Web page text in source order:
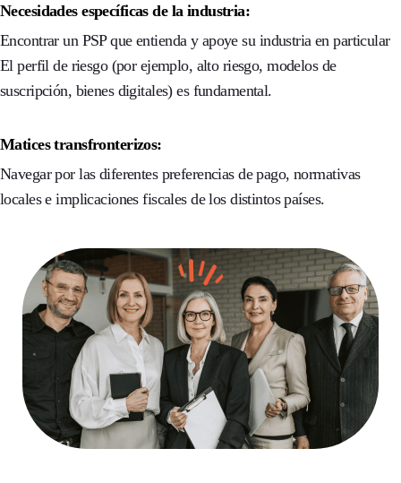
Necesidades específicas de la industria:
Encontrar un PSP que entienda y apoye su industria en particular
El perfil de riesgo (por ejemplo, alto riesgo, modelos de
suscripción, bienes digitales) es fundamental.
Matices transfronterizos:
Navegar por las diferentes preferencias de pago, normativas
locales e implicaciones fiscales de los distintos países.